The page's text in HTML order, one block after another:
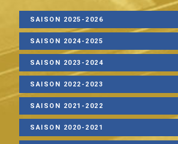
SAISON 2025-2026
SAISON 2024-2025
SAISON 2023-2024
SAISON 2022-2023
SAISON 2021-2022
SAISON 2020-2021